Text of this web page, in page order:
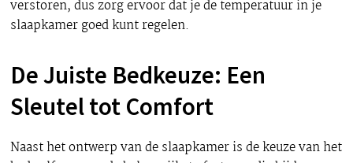
verstoren, dus zorg ervoor dat je de temperatuur in je
slaapkamer goed kunt regelen.
De Juiste Bedkeuze: Een
Sleutel tot Comfort
Naast het ontwerp van de slaapkamer is de keuze van het